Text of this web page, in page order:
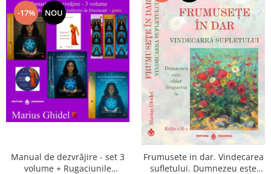
-17% NOU
Manual de dezvrăjire - set 3
volume + Rugaciunile
Frumusete in dar. Vindecarea
sufletului. Dumnezeu este